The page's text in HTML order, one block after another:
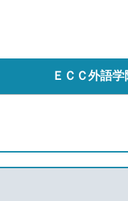
ＥＣＣ外語